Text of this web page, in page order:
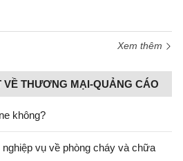
Xem thêm
THƯƠNG MẠI-QUẢNG CÁO
không?
nghiệp vụ về phòng cháy và chữa